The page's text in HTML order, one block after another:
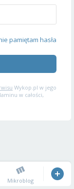
pamiętam hasła
Wykop.pl w jego
w całości,
Mikroblog